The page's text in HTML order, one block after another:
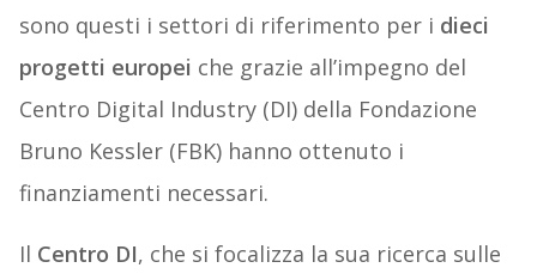
sono questi i settori di riferimento per i dieci
progetti europei che grazie all’impegno del
Centro Digital Industry (DI) della Fondazione
Bruno Kessler (FBK) hanno ottenuto i
finanziamenti necessari.
Il Centro DI, che si focalizza la sua ricerca sulle